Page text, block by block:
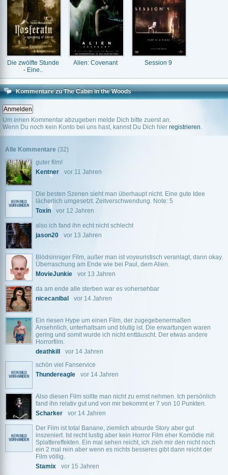
Die zwölfte Stunde
- Eine..
Alien: Covenant Session 9
Kommentare zu The Cabin in the Woods
Um einen Kommentar abzugeben melde Dich bitte zuerst an.
Wenn Du noch kein Konto bei uns hast, kannst Du Dich hier registrieren.
Alle Kommentare (32)
guter film!
Kentner
vor 11 Jahren
Die besten Szenen sieht man überhaupt nicht. Eine gute Idee
lächerlich umgesetzt. Zeitverschwendung. Note: 5
Toxin
vor 12 Jahren
also ich fand ihn echt nicht schlecht
jason20
vor 13 Jahren
Blödsinniger Film, außer man ist voyeuristisch veranlagt, dann okay.
Überraschung am Ende wie bei Paul, dem Alien.
MovieJunkie
vor 13 Jahren
da am ende alle sterben war es vohersehbar
nicecanibal
vor 14 Jahren
Ein riesen Hype um einen Film, der zugegebenermaßen
Ansehnlich, unterhaltsam und blutig ist. Die erwartungen waren
gering und somit wurde ich nicht enttäuscht. Der etwas andere
Horrorfilm.
deathkill
vor 14 Jahren
schön viel Fanservice
Thundereagle
vor 14 Jahren
Also diesen Film sollte man nicht zu ernst nehmen. Ich persönlich
fand ihn relativ gut und von mir bekommt er 7 von 10 Punkten.
Scharker
vor 14 Jahren
Der Film ist total Banane, ziemlich absurde Story aber gut
inszeniert. Ist recht lustig aber kein Horror Film eher Komödie mit
Splattereffekten. Ein mal sehen reicht, ich zieh mir den nicht noch
ein 2 mal rein aber wenn es nichts besseres gibt dann reicht der
Film völlig.
Stamix
vor 15 Jahren